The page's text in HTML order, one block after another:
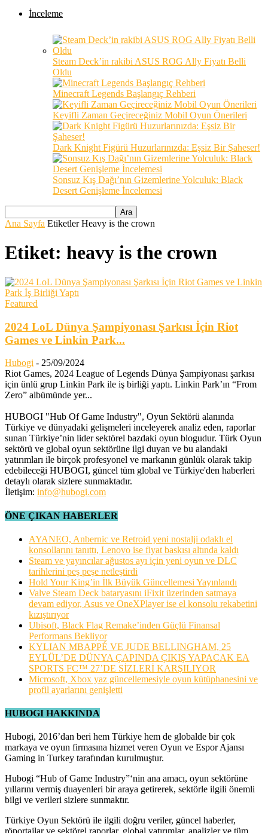
İnceleme
Steam Deck’in rakibi ASUS ROG Ally Fiyatı Belli
Oldu
Minecraft Legends Başlangıç Rehberi
Keyifli Zaman Geçireceğiniz Mobil Oyun Önerileri
Dark Knight Figürü Huzurlarınızda: Eşsiz Bir Şaheser!
Sonsuz Kış Dağı’nın Gizemlerine Yolculuk: Black
Desert Genişleme İncelemesi
Ana Sayfa Etiketler Heavy is the crown
Etiket: heavy is the crown
Featured
2024 LoL Dünya Şampiyonası Şarkısı İçin Riot
Games ve Linkin Park...
Hubogi - 25/09/2024
Riot Games, 2024 League of Legends Dünya Şampiyonası şarkısı
için ünlü grup Linkin Park ile iş birliği yaptı. Linkin Park’ın “From
Zero” albümünde yer...
HUBOGI "Hub Of Game Industry", Oyun Sektörü alanında
Türkiye ve dünyadaki gelişmeleri inceleyerek analiz eden, raporlar
sunan Türkiye’nin lider sektörel bazdaki oyun blogudur. Türk Oyun
sektörü ve global oyun sektörüne ilgi duyan ve bu alandaki
yatırımları ile birçok profesyonel ve markanın günlük olarak takip
edebileceği HUBOGI, güncel tüm global ve Türkiye'den haberleri
detaylı olarak sizlere sunmaktadır.
İletişim: info@hubogi.com
ÖNE ÇIKAN HABERLER
AYANEO, Anbernic ve Retroid yeni nostalji odaklı el
konsollarını tanıttı, Lenovo ise fiyat baskısı altında kaldı
Steam ve yayıncılar ağustos ayı için yeni oyun ve DLC
tarihlerini peş peşe netleştirdi
Hold Your King’in İlk Büyük Güncellemesi Yayınlandı
Valve Steam Deck bataryasını iFixit üzerinden satmaya
devam ediyor, Asus ve OneXPlayer ise el konsolu rekabetini
kızıştırıyor
Ubisoft, Black Flag Remake’inden Güçlü Finansal
Performans Bekliyor
KYLIAN MBAPPÉ VE JUDE BELLINGHAM, 25
EYLÜL’DE DÜNYA ÇAPINDA ÇIKIŞ YAPACAK EA
SPORTS FC™ 27’DE SİZLERİ KARŞILIYOR
Microsoft, Xbox yaz güncellemesiyle oyun kütüphanesini ve
profil ayarlarını genişletti
HUBOGI HAKKINDA
Hubogi, 2016’dan beri hem Türkiye hem de globalde bir çok
markaya ve oyun firmasına hizmet veren Oyun ve Espor Ajansı
Gaming in Turkey tarafından kurulmuştur.
Hubogi “Hub of Game Industry”‘nin ana amacı, oyun sektörüne
yıllarını vermiş duayenleri bir araya getirerek, sektörle ilgili önemli
bilgi ve verileri sizlere sunmaktır.
Türkiye Oyun Sektörü ile ilgili doğru veriler, güncel haberler,